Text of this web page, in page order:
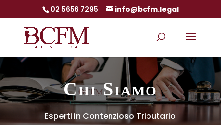
02 5656 7295 info@bcfm.legal
Chi Siamo
Esperti in Contenzioso Tributario